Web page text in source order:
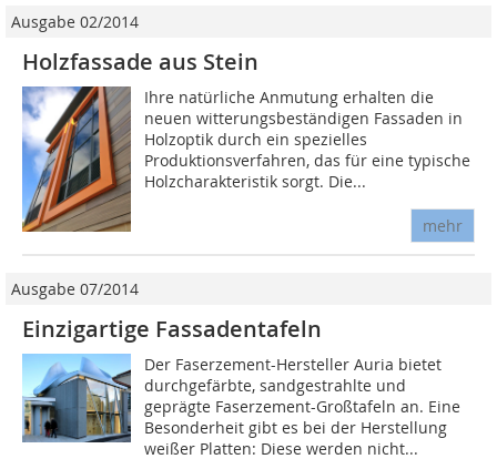
Ausgabe 02/2014
Holzfassade aus Stein
Ihre natürliche Anmutung erhalten die
neuen witterungsbeständigen Fassaden in
Holzoptik durch ein spezielles
Produktionsverfahren, das für eine typische
Holzcharakteristik sorgt. Die...
mehr
Ausgabe 07/2014
Einzigartige Fassadentafeln
Der Faserzement-Hersteller Auria bietet
durchgefärbte, sandgestrahlte und
geprägte Faserzement-Großtafeln an. Eine
Besonderheit gibt es bei der Herstellung
weißer Platten: Diese werden nicht...